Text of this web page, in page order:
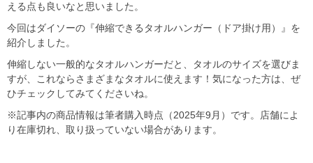
える点も良いなと思いました。
今回はダイソーの『伸縮できるタオルハンガー（ドア掛け用）』を
紹介しました。
伸縮しない一般的なタオルハンガーだと、タオルのサイズを選びま
すが、これならさまざまなタオルに使えます！気になった方は、ぜ
ひチェックしてみてくださいね。
※記事内の商品情報は筆者購入時点（2025年9月）です。店舗によ
り在庫切れ、取り扱っていない場合があります。